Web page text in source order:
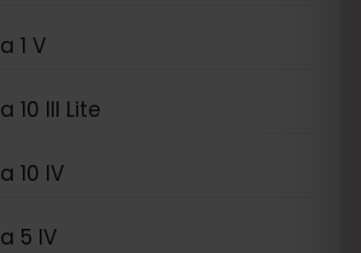
1 V
10 III Lite
10 IV
5 IV